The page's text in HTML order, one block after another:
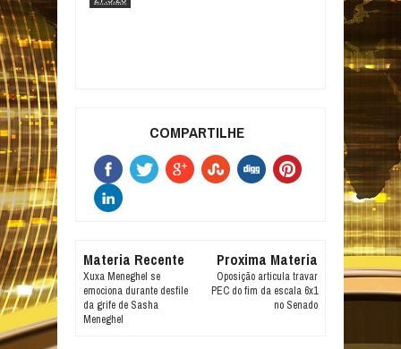
COMPARTILHE
Materia Recente
Xuxa Meneghel se
emociona durante desfile
da grife de Sasha
Meneghel
Proxima Materia
Oposição articula travar
PEC do fim da escala 6x1
no Senado